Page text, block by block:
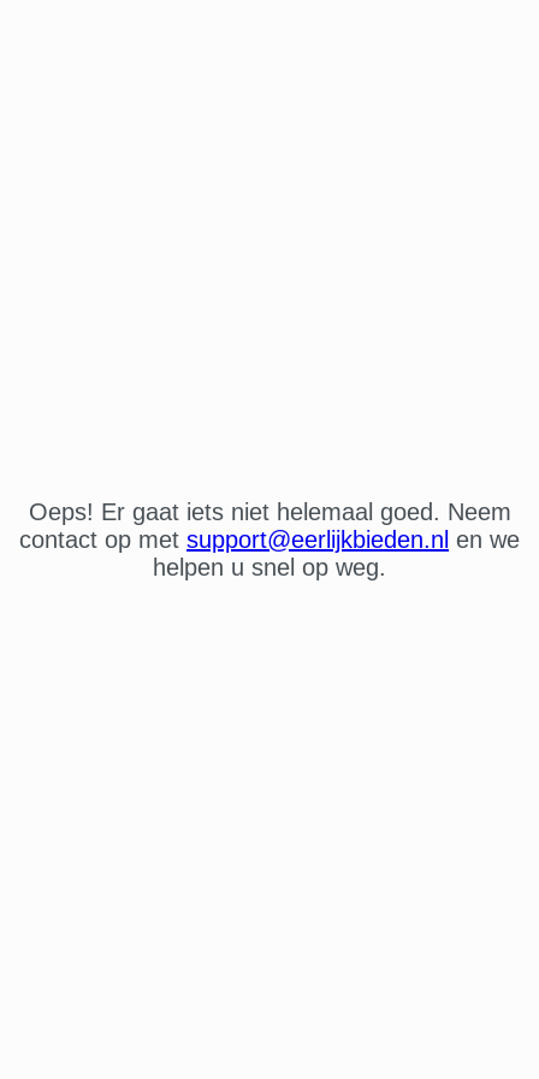
Oeps! Er gaat iets niet helemaal goed. Neem
contact op met support@eerlijkbieden.nl en we
helpen u snel op weg.